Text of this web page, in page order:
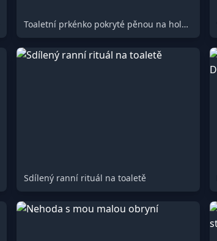
Toaletní prkénko pokryté pěnou na holení
Sdílený ranní rituál na toaletě